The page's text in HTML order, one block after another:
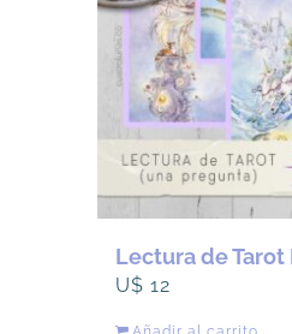
Lectura de Tarot
U$12